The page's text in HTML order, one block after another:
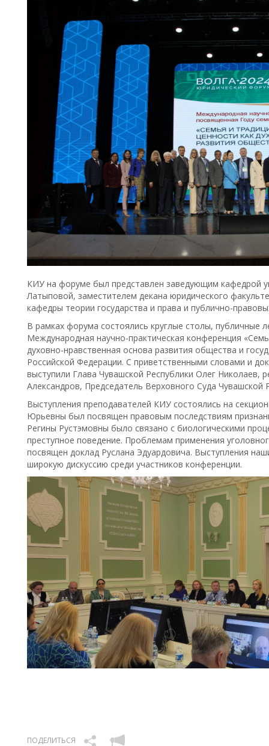
КИУ на форуме был представлен заведующим кафедрой
Латыповой, заместителем декана юридического
кафедры теории государства и права и публично-
В рамках форума состоялись круглые столы, публичные
Международная научно-практическая конференция
духовно-нравственная основа развития общества и
Российской Федерации. С приветственными словами и
выступили Глава Чувашской Республики Олег Николаев,
Александров, Председатель Верховного Суда Чувашской
Выступления преподавателей КИУ состоялись на
Юрьевны был посвящен правовым последствиям
Регины Рустэмовны было связано с биологическими
преступное поведение. Проблемам применения
посвящен доклад Руслана Эдуардовича. Выступления
широкую дискуссию среди участников конференции.
ПОДЕЛИТЬСЯ